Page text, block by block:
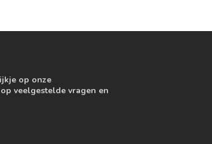
op onze
veelgestelde vragen en